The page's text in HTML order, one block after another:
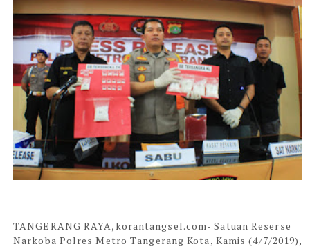
TANGERANG RAYA,korantangsel.com-Satuan Reserse
Narkoba Polres Metro Tangerang Kota, Kamis (4/7/2019),